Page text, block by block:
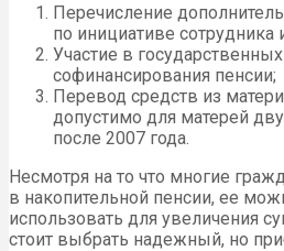
Перечисление
по инициативе сотрудника
Участие в
софинансирования пенсии;
Перевод средств из
допустимо для матерей
после 2007 года.
Несмотря на то что многие
в накопительной пенсии, ее
использовать для увеличения
стоит выбрать надежный, но